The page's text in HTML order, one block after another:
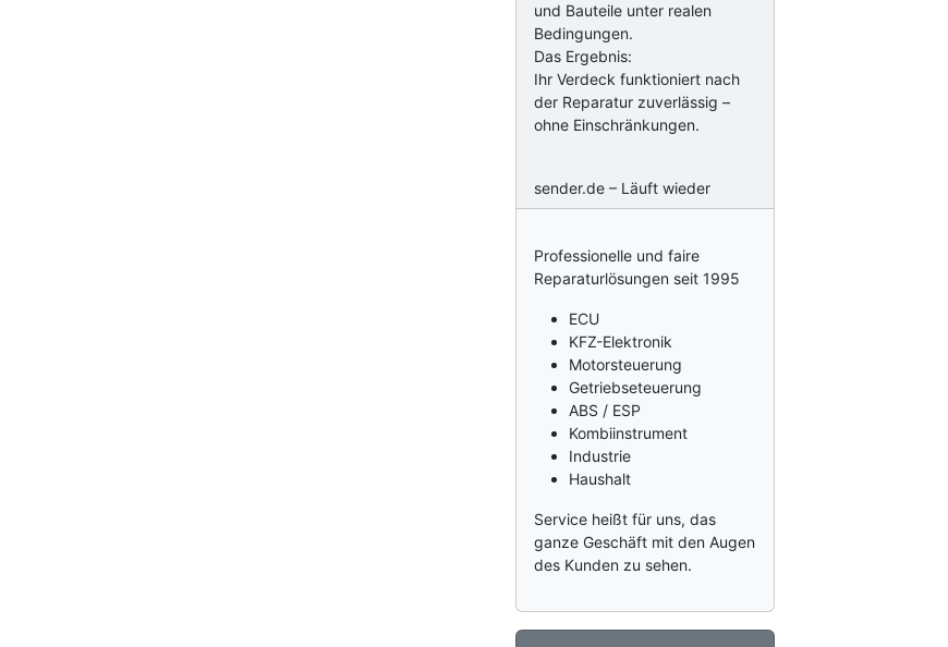
und Bauteile unter realen
Bedingungen.
Das Ergebnis:
Ihr Verdeck funktioniert nach
der Reparatur zuverlässig –
ohne Einschränkungen.
sender.de – Läuft wieder
Professionelle und faire
Reparaturlösungen seit 1995
ECU
KFZ-Elektronik
Motorsteuerung
Getriebseteuerung
ABS / ESP
Kombiinstrument
Industrie
Haushalt
Service heißt für uns, das
ganze Geschäft mit den Augen
des Kunden zu sehen.